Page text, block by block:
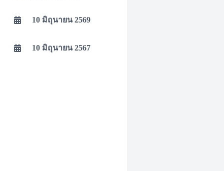
10 มิถุนายน 2569
10 มิถุนายน 2567